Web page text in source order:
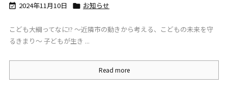
 2024年11月10日  お知らせ
こども大綱ってなに!? 〜近隣市の動きから考える、こどもの未来を守
るきまり〜 子どもが生き ...
Read more